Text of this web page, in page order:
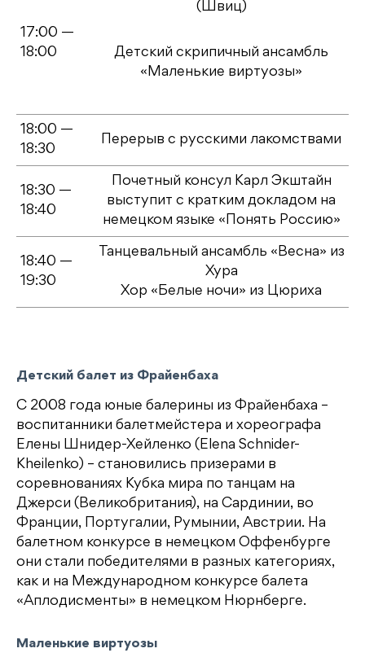
17:00 —
18:00
(Швиц)
Детский скрипичный ансамбль
«Маленькие виртуозы»
18:00 —
18:30
Перерыв с русскими лакомствами
18:30 —
18:40
Почетный консул Карл Экштайн
выступит с кратким докладом на
немецком языке «Понять Россию»
18:40 —
19:30
Танцевальный ансамбль «Весна» из
Хура
Хор «Белые ночи» из Цюриха
Детский балет из Фрайенбаха
С 2008 года юные балерины из Фрайенбаха –
воспитанники балетмейстера и хореографа
Елены Шнидер-Хейленко ( Elena Schnider-
Kheilenko) – становились призерами в
соревнованиях Кубка мира по танцам на
Джерси (Великобритания), на Сардинии, во
Франции, Португалии, Румынии, Австрии. На
балетном конкурсе в немецком Оффенбурге
они стали победителями в разных категориях,
как и на Международном конкурсе балета
«Аплодисменты» в немецком Нюрнберге.
Маленькие виртуозы